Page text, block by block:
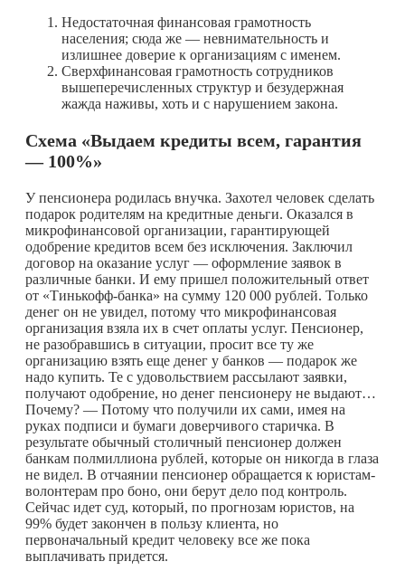
Недостаточная финансовая грамотность
населения; сюда же — невнимательность и
излишнее доверие к организациям с именем.
Сверхфинансовая грамотность сотрудников
вышеперечисленных структур и безудержная
жажда наживы, хоть и с нарушением закона.
Схема «Выдаем кредиты всем, гарантия
— 100%»
У пенсионера родилась внучка. Захотел человек сделать
подарок родителям на кредитные деньги. Оказался в
микрофинансовой организации, гарантирующей
одобрение кредитов всем без исключения. Заключил
договор на оказание услуг — оформление заявок в
различные банки. И ему пришел положительный ответ
от «Тинькофф-банка» на сумму 120 000 рублей. Только
денег он не увидел, потому что микрофинансовая
организация взяла их в счет оплаты услуг. Пенсионер,
не разобравшись в ситуации, просит все ту же
организацию взять еще денег у банков — подарок же
надо купить. Те с удовольствием рассылают заявки,
получают одобрение, но денег пенсионеру не выдают…
Почему? — Потому что получили их сами, имея на
руках подписи и бумаги доверчивого старичка. В
результате обычный столичный пенсионер должен
банкам полмиллиона рублей, которые он никогда в глаза
не видел. В отчаянии пенсионер обращается к юристам-
волонтерам про боно, они берут дело под контроль.
Сейчас идет суд, который, по прогнозам юристов, на
99% будет закончен в пользу клиента, но
первоначальный кредит человеку все же пока
выплачивать придется.